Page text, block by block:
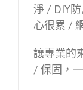
淨 / DIY
心很累 /
讓專業的
/ 保固，